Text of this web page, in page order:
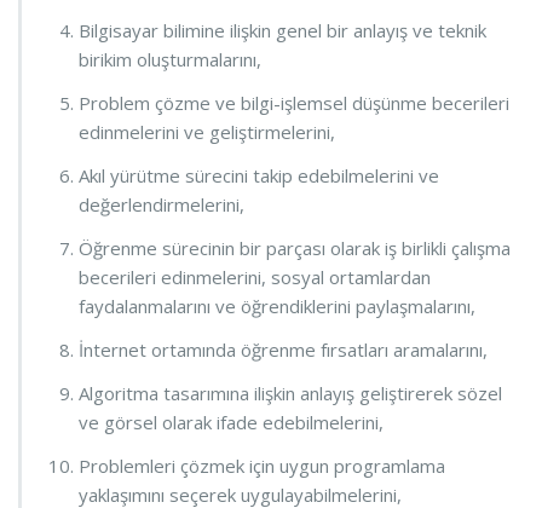
Bilgisayar bilimine ilişkin genel bir anlayış ve teknik
birikim oluşturmalarını,
Problem çözme ve bilgi-işlemsel düşünme becerileri
edinmelerini ve geliştirmelerini,
Akıl yürütme sürecini takip edebilmelerini ve
değerlendirmelerini,
Öğrenme sürecinin bir parçası olarak iş birlikli çalışma
becerileri edinmelerini, sosyal ortamlardan
faydalanmalarını ve öğrendiklerini paylaşmalarını,
İnternet ortamında öğrenme fırsatları aramalarını,
Algoritma tasarımına ilişkin anlayış geliştirerek sözel
ve görsel olarak ifade edebilmelerini,
Problemleri çözmek için uygun programlama
yaklaşımını seçerek uygulayabilmelerini,